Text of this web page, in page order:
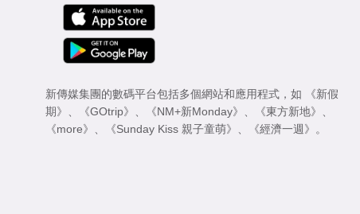
新傳媒集團的數碼平台包括多個網站和應用程式，如
《新假
期》 、 《GOtrip》 、 《NM+新Monday》 、 《東方新地》 、
《more》 、 《Sunday Kiss 親子童萌》 、 《經濟一週》 。